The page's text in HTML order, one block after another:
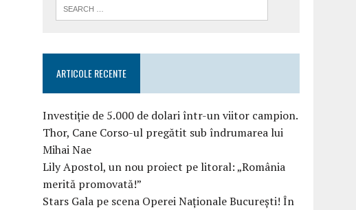
ARTICOLE RECENTE
Investiție de 5.000 de dolari într-un viitor campion.
Thor, Cane Corso-ul pregătit sub îndrumarea lui
Mihai Nae
Lily Apostol, un nou proiect pe litoral: „România
merită promovată!”
Stars Gala pe scena Operei Naționale București! În